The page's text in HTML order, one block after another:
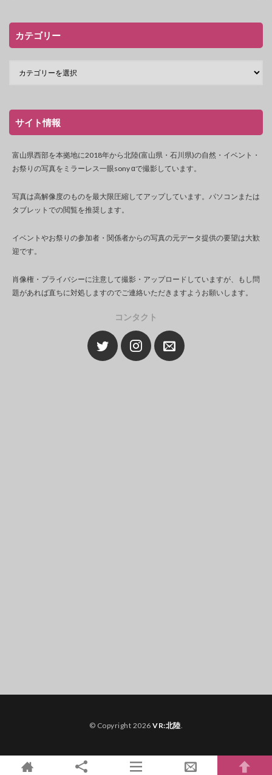
カテゴリー
サイト情報
富山県西部を本拠地に2018年から北陸(富山県・石川県)の自然・イベント・
お祭りの写真をミラーレス一眼sony αで撮影しています。
写真は高解像度のものを最大限圧縮してアップしています。パソコンまたは
タブレットでの閲覧を推奨します。
イベントやお祭りの参加者・関係者からの写真の元データ提供の要望は大歓
迎です。
肖像権・プライバシーに注意して撮影・アップロードしていますが、もし問
題があれば直ちに対処しますのでご連絡いただきますようお願いします。
コンタクト
© Copyright 2026VR:北陸